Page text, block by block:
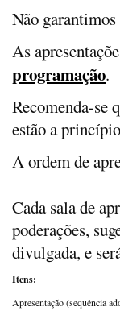
Não garantimos
As
programação.
Recomenda-se
estão a
A ordem de
Cada sala de
poderações,
divulgada, e
Itens:
Apresentação (sequência